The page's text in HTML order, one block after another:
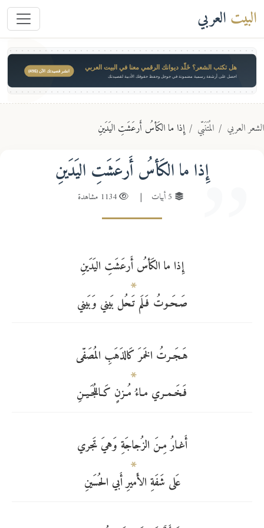
البيتالعربي
هل تكتب الشعر؟ خَلّد ديوانك الرقمي معنا في البيت العربي
احصل على أرشفة رسمية مضمونة في جوجل وحفظ حقوقك الأدبية لقصيدتك
انشر قصيدتك الآن ($49)
العربي المُتَنَبّي إِذا ما الكَأسُ أَرعَشَتِ اليَدَينِ
إِذا ما الكَأسُ أَرعَشَتِ اليَدَينِ
5 أبيات 1134 مشاهدة
إِذا ما الكَأسُ أَرعَشَتِ اليَدَينِ
صَـحَـوتُ فَـلَم تَـحُل بَيني وَبَيني
هَـجَـرتُ الخَمرَ كَالذَهَبِ المُصَفّى
فَـخَـمـري مـاءُ مُـزنٍ كَـاللُجَـيـنِ
أَغـارُ مِـنَ الزُجاجَةِ وَهيَ تَجري
عَلى شَفَةِ الأَميرِ أَبي الحُسَينِ